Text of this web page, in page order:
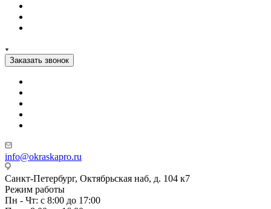
Заказать звонок
info@okraskapro.ru
Санкт-Петербург, Октябрьская наб, д. 104 к7
Режим работы
Пн - Чт: с 8:00 до 17:00